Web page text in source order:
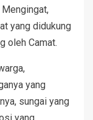
yang didukung
oleh Camat.
yang
sungai yang